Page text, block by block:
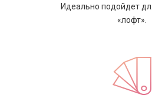
Идеально подойдет
«лофт».